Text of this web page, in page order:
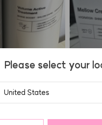
Please select your
United States